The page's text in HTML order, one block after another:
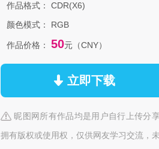
作品格式：
CDR(X6)
颜色模式：
RGB
作品价格： 50元（CNY）
立即下载
昵图网所有作品均是用户自行上传分
拥有版权或使用权，仅供网友学习交流，